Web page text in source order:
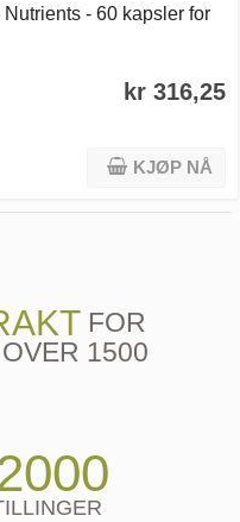
- 60 kapsler for
kr 316,25
KJØP NÅ
FOR
1500